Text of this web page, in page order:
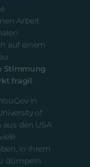
Arbeit
auf einem
Stimmung
fragil.
in
of
den USA
in ihrem
dümpeln.